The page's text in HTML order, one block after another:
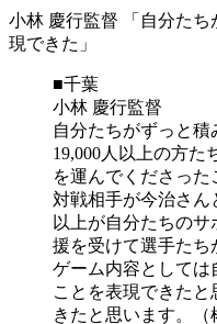
小林 慶行監督 「自分た
現できた」
■千葉
小林 慶行監督
自分たちがずっと
19,000人以上の方た
を運んでくださった
対戦相手が今治さん
以上が自分たちの
援を受けて選手たち
ゲーム内容としては
ことを表現できた
きたと思います。